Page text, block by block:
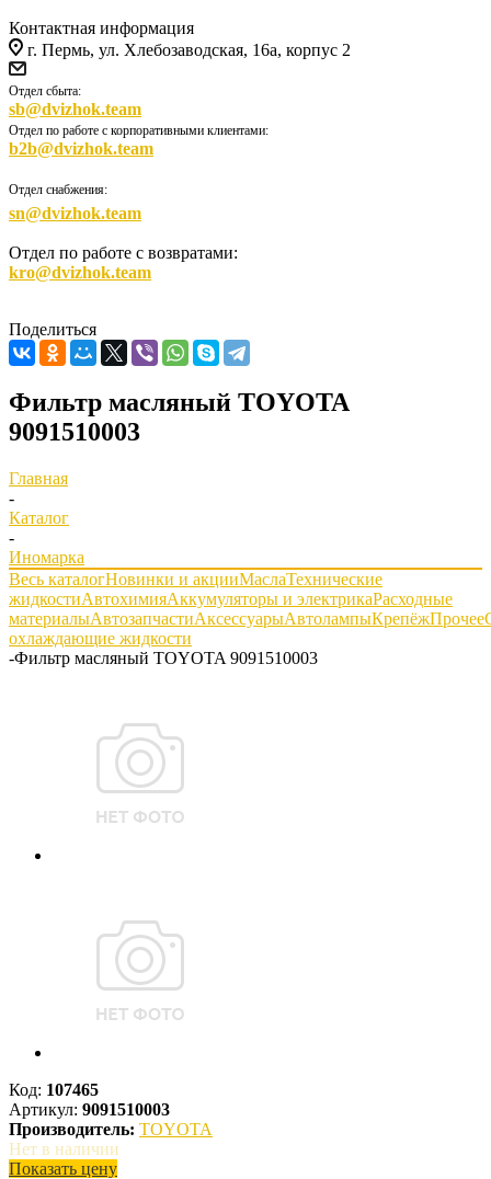
Контактная информация
г. Пермь, ул. Хлебозаводская, 16а, корпус 2
Отдел сбыта:
sb@dvizhok.team
Отдел по работе с корпоративными клиентами:
b2b@dvizhok.team
Отдел снабжения:
sn@dvizhok.team
Отдел по работе с возвратами:
kro@dvizhok.team
Поделиться
Фильтр масляный TOYOTA
9091510003
Главная
-
Каталог
-
Иномарка
Весь каталогНовинки и акцииМаслаТехнические
жидкостиАвтохимияАккумуляторы и электрикаРасходные
материалыАвтозапчастиАксессуарыАвтолампыКрепёжПрочее
охлаждающие жидкости
-Фильтр масляный TOYOTA 9091510003
Код: 107465
Артикул: 9091510003
Производитель: TOYOTA
Нет в наличии
Показать цену